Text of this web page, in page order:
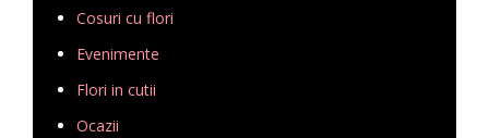
Cosuri cu flori
Evenimente
Flori in cutii
Ocazii